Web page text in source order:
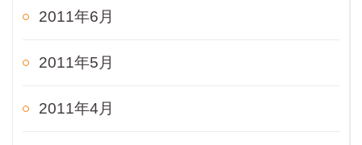
2011年6月
2011年5月
2011年4月